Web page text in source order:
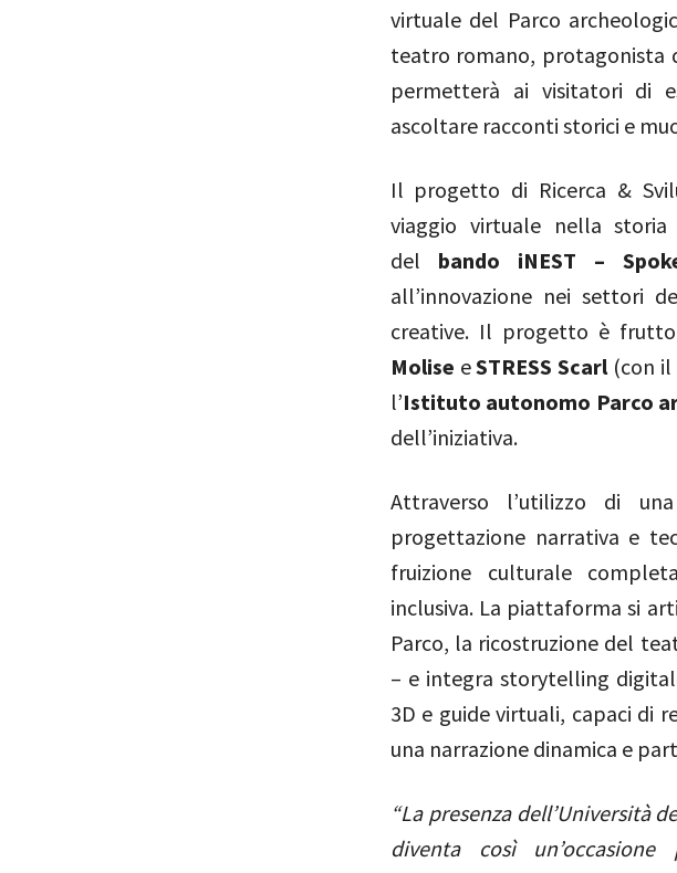
virtuale del Parco
teatro romano, protagonista
permetterà ai visitatori di
ascoltare racconti storici e
Il progetto di Ricerca &
viaggio virtuale nella
del bando iNEST –
all’innovazione nei settori
creative. Il progetto è
Molise eSTRESS Scarl(con il
l’Istituto autonomo Parco
dell’iniziativa.
Attraverso l’utilizzo di
progettazione narrativa e
fruizione culturale
inclusiva. La piattaforma si
Parco, la ricostruzione del
– e integra storytelling
3D e guide virtuali, capaci di
una narrazione dinamica e
“La presenza dell’Università
diventa così